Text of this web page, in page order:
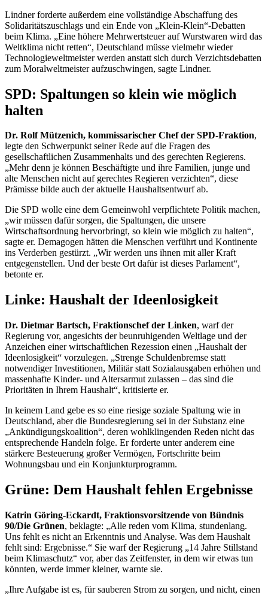
Lindner forderte außerdem eine vollständige Abschaffung des
Solidaritätszuschlags und ein Ende von „Klein-Klein“-Debatten
beim Klima. „Eine höhere Mehrwertsteuer auf Wurstwaren wird das
Weltklima nicht retten“, Deutschland müsse vielmehr wieder
Technologieweltmeister werden anstatt sich durch Verzichtsdebatten
zum Moralweltmeister aufzuschwingen, sagte Lindner.
SPD: Spaltungen so klein wie möglich
halten
Dr. Rolf Mützenich, kommissarischer Chef der SPD-Fraktion,
legte den Schwerpunkt seiner Rede auf die Fragen des
gesellschaftlichen Zusammenhalts und des gerechten Regierens.
„Mehr denn je können Beschäftigte und ihre Familien, junge und
alte Menschen nicht auf gerechtes Regieren verzichten“, diese
Prämisse bilde auch der aktuelle Haushaltsentwurf ab.
Die SPD wolle eine dem Gemeinwohl verpflichtete Politik machen,
„wir müssen dafür sorgen, die Spaltungen, die unsere
Wirtschaftsordnung hervorbringt, so klein wie möglich zu halten“,
sagte er. Demagogen hätten die Menschen verführt und Kontinente
ins Verderben gestürzt. „Wir werden uns ihnen mit aller Kraft
entgegenstellen. Und der beste Ort dafür ist dieses Parlament“,
betonte er.
Linke: Haushalt der Ideenlosigkeit
Dr. Dietmar Bartsch, Fraktionschef der Linken, warf der
Regierung vor, angesichts der beunruhigenden Weltlage und der
Anzeichen einer wirtschaftlichen Rezession einen „Haushalt der
Ideenlosigkeit“ vorzulegen. „Strenge Schuldenbremse statt
notwendiger Investitionen, Militär statt Sozialausgaben erhöhen und
massenhafte Kinder- und Altersarmut zulassen – das sind die
Prioritäten in Ihrem Haushalt“, kritisierte er.
In keinem Land gebe es so eine riesige soziale Spaltung wie in
Deutschland, aber die Bundesregierung sei in der Substanz eine
„Ankündigungskoalition“, deren wohlklingenden Reden nicht das
entsprechende Handeln folge. Er forderte unter anderem eine
stärkere Besteuerung großer Vermögen, Fortschritte beim
Wohnungsbau und ein Konjunkturprogramm.
Grüne: Dem Haushalt fehlen Ergebnisse
Katrin Göring-Eckardt, Fraktionsvorsitzende von Bündnis
90/Die Grünen, beklagte: „Alle reden vom Klima, stundenlang.
Uns fehlt es nicht an Erkenntnis und Analyse. Was dem Haushalt
fehlt sind: Ergebnisse.“ Sie warf der Regierung „14 Jahre Stillstand
beim Klimaschutz“ vor, aber das Zeitfenster, in dem wir etwas tun
könnten, werde immer kleiner, warnte sie.
„Ihre Aufgabe ist es, für sauberen Strom zu sorgen, und nicht, einen